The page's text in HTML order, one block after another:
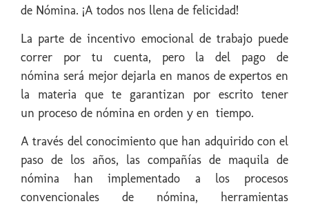
de Nómina. ¡A todos nos llena de felicidad!
La parte de incentivo emocional de trabajo puede
correr por tu cuenta, pero la del pago de
nómina será mejor dejarla en manos de expertos en
la materia que te garantizan por escrito tener
un proceso de nómina en orden y en tiempo.
A través del conocimiento que han adquirido con el
paso de los años, las compañías de maquila de
nómina han implementado a los procesos
convencionales de nómina, herramientas